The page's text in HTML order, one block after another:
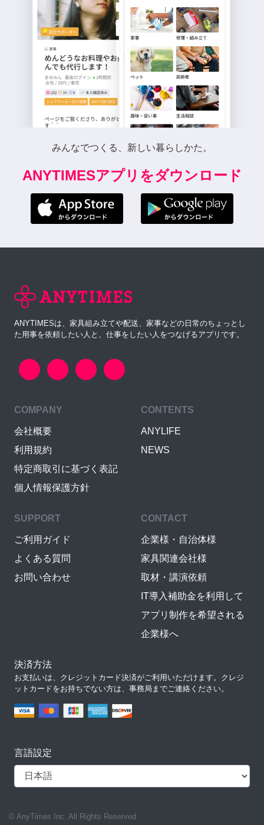
みんなでつくる、新しい暮らしかた。
ANYTIMESアプリをダウンロード
ANYTIMESは、家具組み立てや配送、家事などの日常のちょっとし
た用事を依頼したい人と、仕事をしたい人をつなげるアプリです。
COMPANY
会社概要
利用規約
特定商取引に基づく表記
個人情報保護方針
CONTENTS
ANYLIFE
NEWS
SUPPORT
ご利用ガイド
よくある質問
お問い合わせ
CONTACT
企業様・自治体様
家具関連会社様
取材・講演依頼
IT導入補助金を利用して
アプリ制作を希望される
企業様へ
決済方法
お支払いは、クレジットカード決済がご利用いただけます。クレジ
ットカードをお持ちでない方は、事務局までご連絡ください。
言語設定
© AnyTimes Inc. All Rights Reserved